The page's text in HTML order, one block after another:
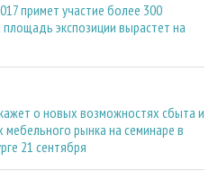
примет участие более 300
площадь экспозиции вырастет на
о новых возможностях сбыта и
мебельного рынка на семинаре в
21 сентября